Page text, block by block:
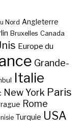
Nord Angleterre
Bruxelles Canada
Europe du
Grande-
Italie
New York Paris
Rome
Turquie USA